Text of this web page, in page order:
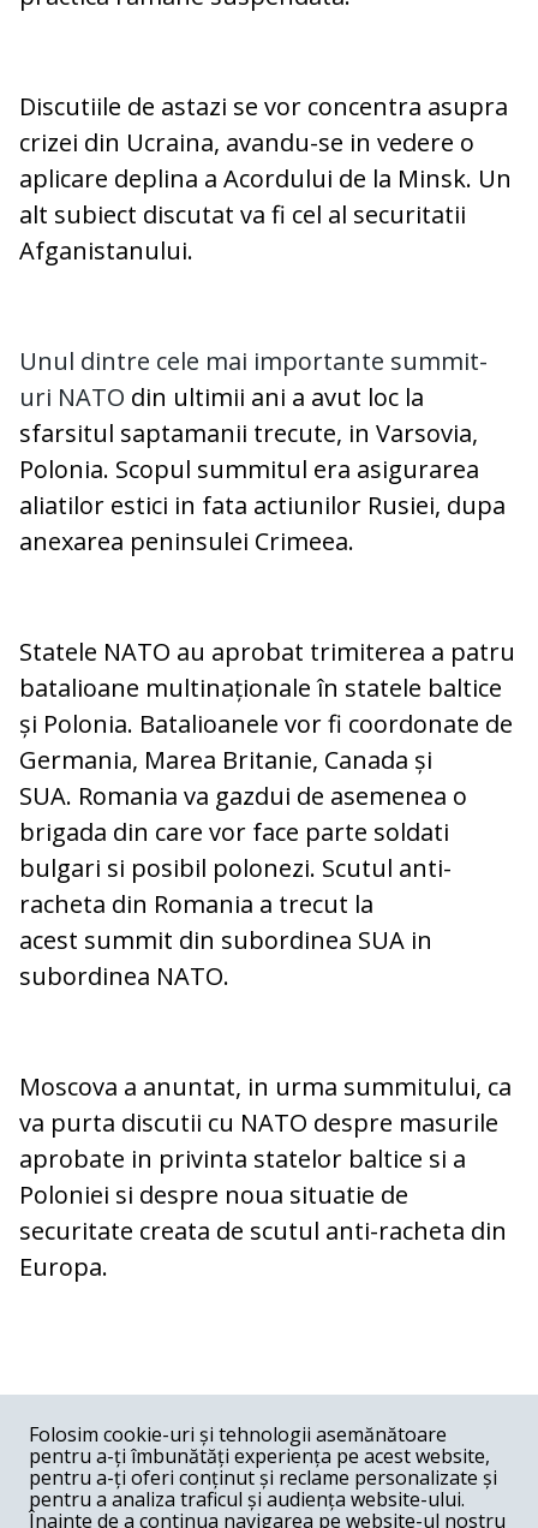
Discutiile de astazi se vor concentra asupra
crizei din Ucraina, avandu-se in vedere o
aplicare deplina a Acordului de la Minsk. Un
alt subiect discutat va fi cel al securitatii
Afganistanului.
Unul dintre cele mai importante summit-
uri NATO din ultimii ani a avut loc la
sfarsitul saptamanii trecute, in Varsovia,
Polonia. Scopul summitul era asigurarea
aliatilor estici in fata actiunilor Rusiei, dupa
anexarea peninsulei Crimeea.
Statele NATO au aprobat trimiterea a patru
batalioane mul­ti­na­țio­na­le în sta­tele baltice
și Polonia. Batalioanele vor fi coordonate de
Germania, Marea Britanie, Ca­nada și
SUA. Romania va gazdui de asemenea o
brigada din care vor face parte soldati
bulgari si posibil polonezi. Scutul anti-
racheta din Romania a trecut la
acest summit din subordinea SUA in
subordinea NATO.
Moscova a anuntat, in urma summitului, ca
va purta discutii cu NATO despre masurile
aprobate in privinta statelor baltice si a
Poloniei si despre noua situatie de
securitate creata de scutul anti-racheta din
Europa.
COMENTARII
Nume
Folosim cookie-uri și tehnologii asemănătoare
pentru a-ți îmbunătăți experiența pe acest website,
pentru a-ți oferi conținut și reclame personalizate și
pentru a analiza traficul și audiența website-ului.
Înainte de a continua navigarea pe website-ul nostru